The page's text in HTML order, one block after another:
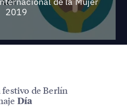
2019
festivo de Berlín
Día